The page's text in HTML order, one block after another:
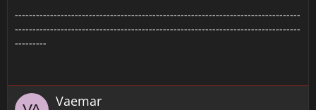
---------------------------------------------------------------------------------
---------------------------------------------------------------------------------
---------
Vaemar